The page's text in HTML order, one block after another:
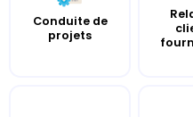
Conduite de
projets